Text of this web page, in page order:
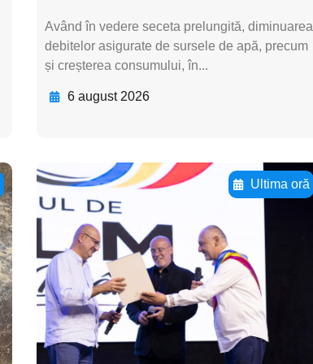
Având în vedere seceta prelungită, diminuarea
debitelor asigurate de sursele de apă, precum
și creșterea consumului, în...
6 august 2026
Ultima oră
Adaugă aici textul
pentru
subtitluAdaugă aici
textul pentru
subtitluAdaugă aici
textul pentru